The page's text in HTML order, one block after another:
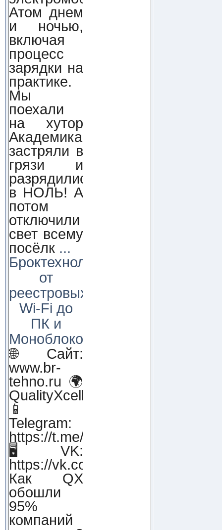
Атом днем
и ночью,
включая
процесс
зарядки на
практике.
Мы
поехали
на хутор
Академика,
застряли в
грязи и
разрядились
в НОЛЬ! А
потом
отключили
свет всему
посёлк ...
Броктехнолоджи:
от
реестровых
Wi-Fi до
ПК и
Моноблоков!
🌐 Сайт:
www.br-
tehno.ru 🌍
QualityXcellence.ru
📱
Telegram:
https://t.me/qx_lab_IT
🖥 VK:
https://vk.com/qualityxcellenc
Как QX
обошли
95%
компаний